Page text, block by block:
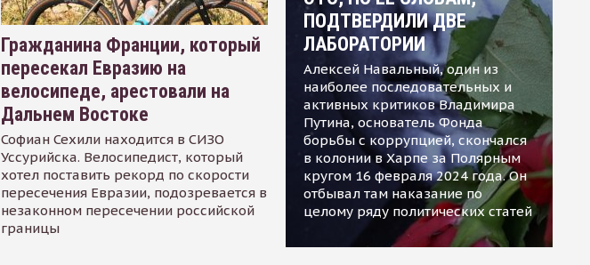
Гражданина Франции, который
пересекал Евразию на
велосипеде, арестовали на
Дальнем Востоке
Софиан Сехили находится в СИЗО
Уссурийска. Велосипедист, который
хотел поставить рекорд по скорости
пересечения Евразии, подозревается в
незаконном пересечении российской
границы
ПОДТВЕРДИЛИ ДВЕ
ЛАБОРАТОРИИ
Алексей Навальный, один из
наиболее последовательных и
активных критиков Владимира
Путина, основатель Фонда
борьбы с коррупцией, скончался
в колонии в Харпе за Полярным
кругом 16 февраля 2024 года. Он
отбывал там наказание по
целому ряду политических статей